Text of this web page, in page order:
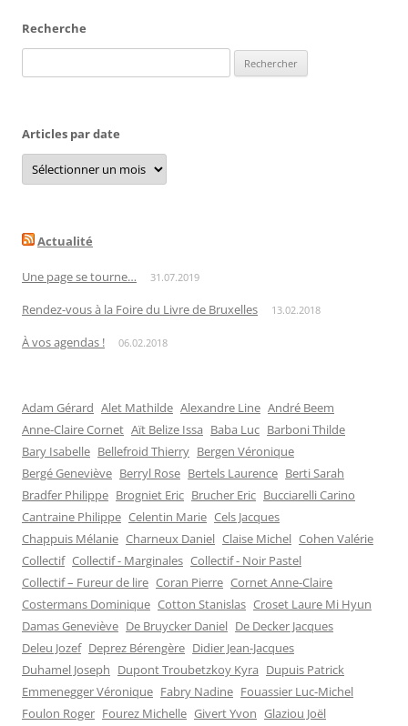
Recherche
Articles par date
Articles
par
date
Actualité
Une page se tourne… 31.07.2019
Rendez-vous à la Foire du Livre de Bruxelles 13.02.2018
À vos agendas ! 06.02.2018
Adam Gérard Alet Mathilde Alexandre Line André Beem
Anne-Claire Cornet Aït Belize Issa Baba Luc Barboni Thilde
Bary Isabelle Bellefroid Thierry Bergen Véronique
Bergé Geneviève Berryl Rose Bertels Laurence Berti Sarah
Bradfer Philippe Brogniet Eric Brucher Eric Bucciarelli Carino
Cantraine Philippe Celentin Marie Cels Jacques
Chappuis Mélanie Charneux Daniel Claise Michel Cohen Valérie
Collectif Collectif - Marginales Collectif - Noir Pastel
Collectif – Fureur de lire Coran Pierre Cornet Anne-Claire
Costermans Dominique Cotton Stanislas Croset Laure Mi Hyun
Damas Geneviève De Bruycker Daniel De Decker Jacques
Deleu Jozef Deprez Bérengère Didier Jean-Jacques
Duhamel Joseph Dupont Troubetzkoy Kyra Dupuis Patrick
Emmenegger Véronique Fabry Nadine Fouassier Luc-Michel
Foulon Roger Fourez Michelle Givert Yvon Glaziou Joël